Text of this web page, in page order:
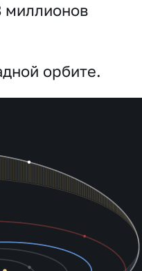
миллионов
орбите.